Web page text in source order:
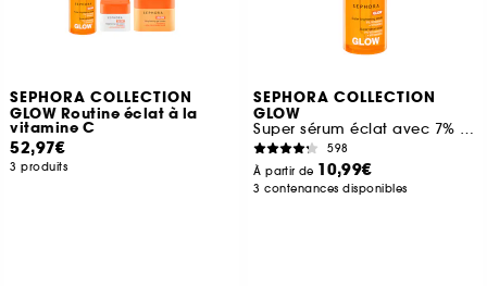
SEPHORA COLLECTION
GLOW Routine éclat à la
vitamine C
52,97€
3 produits
SEPHORA COLLECTION
GLOW
Super sérum éclat avec 7% de vitamine C et de la vitamine E
598
À partir de 10,99€
3 contenances disponibles